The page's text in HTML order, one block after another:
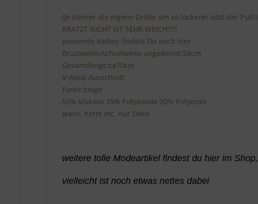
(Je kleiner die eigene Größe um so lockerer sitzt der Pulli)
KRATZT NICHT IST SEHR WEICH!!!!!
passende Ketten findest Du auch hier
Brustweite/Achselweite ungedehnt:58cm
Gesamtlänge:ca70cm
V-Neck Ausschnitt
Farbe:beige
55% Viskose 25% Polyamide 20% Polyester
Jeans, Kette etc. nur Deko
weitere tolle Modeartikel findest du hier im Shop,
vielleicht ist noch etwas nettes dabei